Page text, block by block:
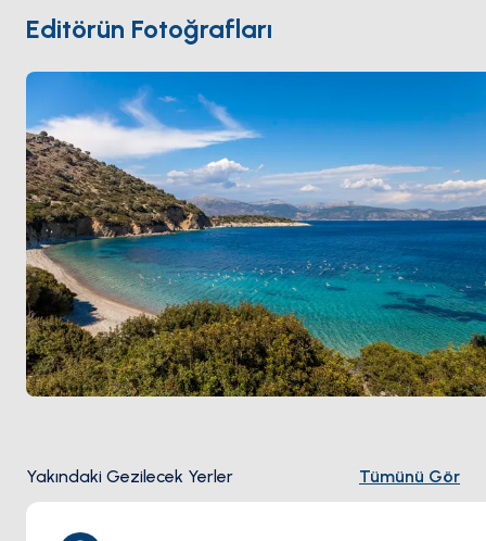
barındırıyor; küçük koy plajlarına inen zeytin
bahçeleriyle. KastosKalamos'tan yelkenle 90 dakika
veLefkada'dan 4 saat. SezonMayıs ile Ekimarası
Editörün Fotoğrafları
Yakındaki Gezilecek Yerler Tümünü Gör